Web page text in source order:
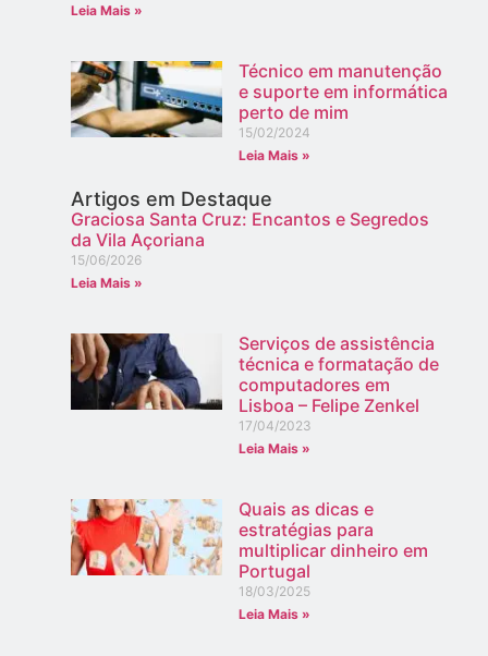
Leia Mais »
Técnico em manutenção
e suporte em informática
perto de mim
15/02/2024
Leia Mais »
Artigos em Destaque
Graciosa Santa Cruz: Encantos e Segredos
da Vila Açoriana
15/06/2026
Leia Mais »
Serviços de assistência
técnica e formatação de
computadores em
Lisboa – Felipe Zenkel
17/04/2023
Leia Mais »
Quais as dicas e
estratégias para
multiplicar dinheiro em
Portugal
18/03/2025
Leia Mais »